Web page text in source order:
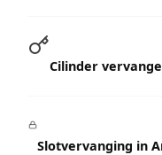
Cilinder
Slotvervanging in